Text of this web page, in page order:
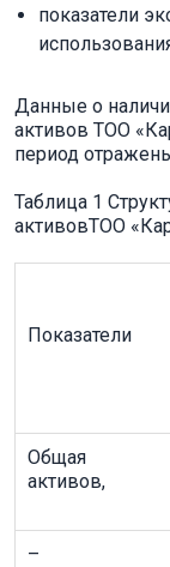
показате­ли
Данные о
активов ТОО
период
Таблица 1
активовТОО
Показатели
Общая
активов,
–